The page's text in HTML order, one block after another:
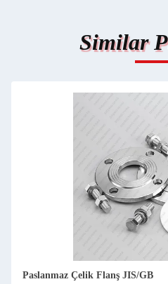
Similar
Paslanmaz Çelik Plak Flanş 304/